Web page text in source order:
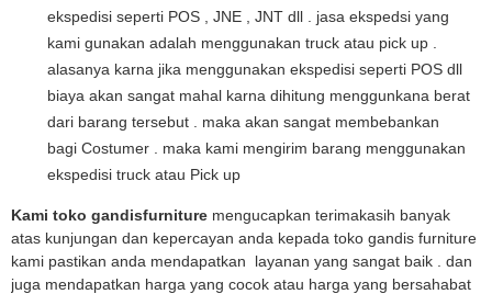
ekspedisi seperti POS , JNE , JNT dll . jasa ekspedsi yang
kami gunakan adalah menggunakan truck atau pick up .
alasanya karna jika menggunakan ekspedisi seperti POS dll
biaya akan sangat mahal karna dihitung menggunkana berat
dari barang tersebut . maka akan sangat membebankan
bagi Costumer . maka kami mengirim barang menggunakan
ekspedisi truck atau Pick up
Kami toko gandisfurniture mengucapkan terimakasih banyak
atas kunjungan dan kepercayan anda kepada toko gandis furniture
kami pastikan anda mendapatkan layanan yang sangat baik . dan
juga mendapatkan harga yang cocok atau harga yang bersahabat